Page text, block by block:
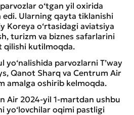
o‘tgan yil oxirida
Ularning qayta tiklanishi
Koreya o‘rtasidagi aviatsiya
turizm va biznes safarlarini
qilishi kutilmoqda.
yo‘nalishida parvozlarni T’way
Qanot Sharq va Centrum Air
amalga oshirib kelmoqda.
Air 2024-yil 1-martdan ushbu
yo‘lovchilar oqimi pastligi